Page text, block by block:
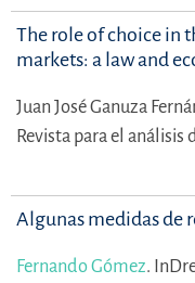
The role of choice in
markets: a law and
Juan José Ganuza
Revista para el análisis
Algunas medidas de
Fernando Gómez.